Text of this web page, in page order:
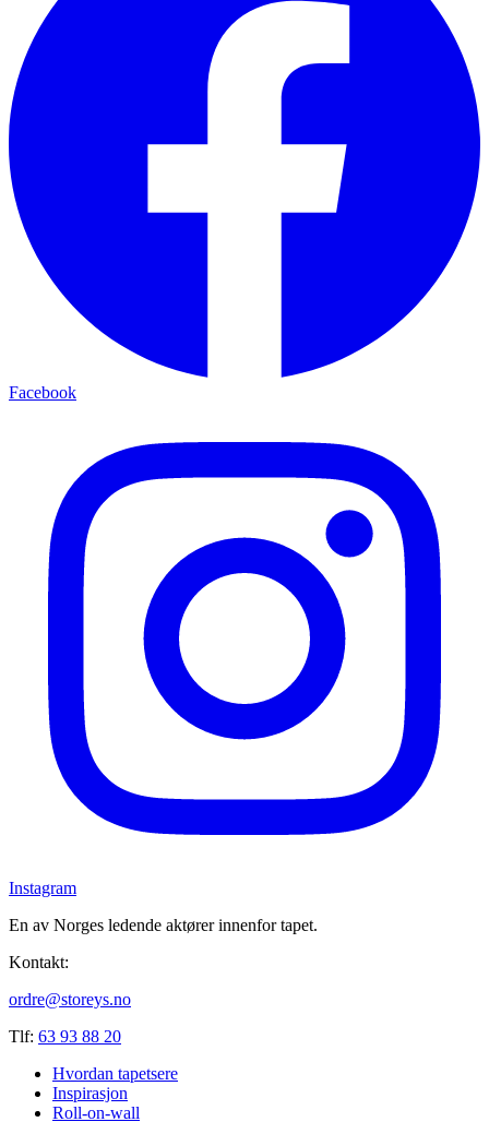
Facebook
Instagram
En av Norges ledende aktører innenfor tapet.
Kontakt:
ordre@storeys.no
Tlf: 63 93 88 20
Hvordan tapetsere
Inspirasjon
Roll-on-wall